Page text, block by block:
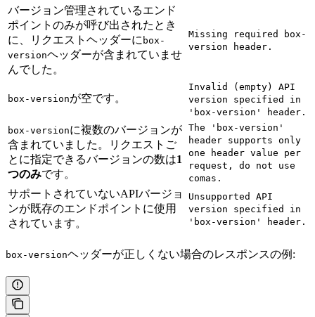
バージョン管理されているエンド
ポイントのみが呼び出されたとき
に、リクエストヘッダーに box-
versionヘッダーが含まれていませ
んでした。
Missing required box-
version header.
box-versionが空です。
Invalid (empty) API
version specified in
'box-version' header.
box-versionに複数のバージョンが
含まれていました。リクエストご
とに指定できるバージョンの数は1
つのみです。
The 'box-version'
header supports only
one header value per
request, do not use
comas.
サポートされていないAPIバージョ
ンが既存のエンドポイントに使用
されています。
Unsupported API
version specified in
'box-version' header.
box-versionヘッダーが正しくない場合のレスポンスの例: